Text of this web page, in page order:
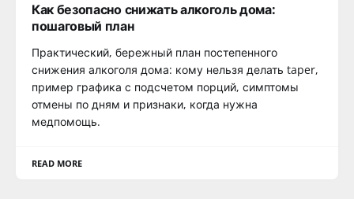
Как безопасно снижать алкоголь дома:
пошаговый план
Практический, бережный план постепенного
снижения алкоголя дома: кому нельзя делать taper,
пример графика с подсчетом порций, симптомы
отмены по дням и признаки, когда нужна
медпомощь.
READ MORE